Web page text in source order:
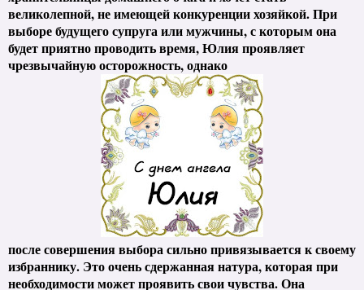
великолепной, не имеющей конкуренции хозяйкой. При
выборе будущего супруга или мужчины, с которым она
будет приятно проводить время, Юлия проявляет
чрезвычайную осторожность, однако
после совершения выбора сильно привязывается к своему
избраннику. Это очень сдержанная натура, которая при
необходимости может проявить свои чувства. Она